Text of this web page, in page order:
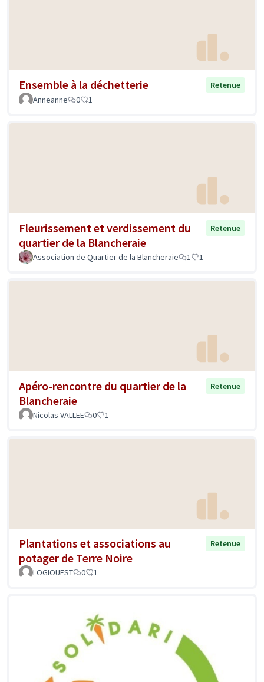
Ensemble à la déchetterie
Retenue
Anneanne
0 1
Fleurissement et verdissement du
quartier de la Blancheraie
Retenue
Association de Quartier de la Blancheraie 1 1
Apéro-rencontre du quartier de la
Blancheraie
Retenue
Nicolas VALLEE 0 1
Plantations et associations au
potager de Terre Noire
Retenue
LOGIOUEST 0 1